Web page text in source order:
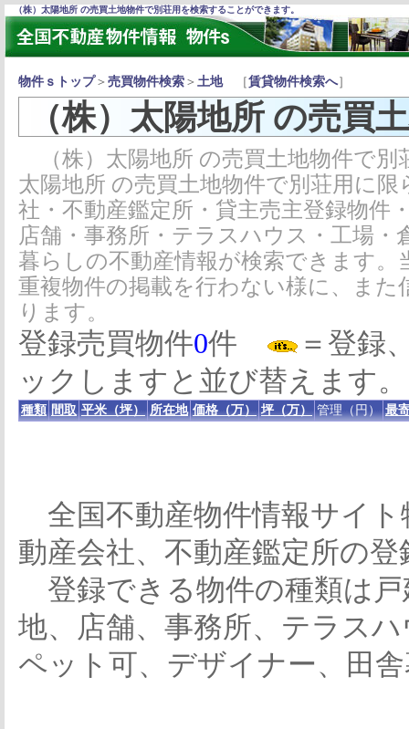
（株）太陽地所 の売買土地物件で別荘用を検索することができます。
物件ｓトップ＞ 売買物件検索 ＞ 土地［賃貸物件検索へ］
（株）太陽地所 の売買
（株）太陽地所 の売買土地物件で
太陽地所 の売買土地物件で別荘用に
社・不動産鑑定所・貸主売主登録物件
店舗・事務所・テラスハウス・工場
暮らしの不動産情報が検索できます
重複物件の掲載を行わない様に、ま
ります。
登録売買物件0件
＝登録
ックしますと並び替えます。
種類 間取 平米（坪） 所在地 価格（万） 坪（万） 管理（円） 最
全国不動産物件情報サイト
動産会社、不動産鑑定所の
登録できる物件の種類は
地、店舗、事務所、テラス
ペット可、デザイナー、田